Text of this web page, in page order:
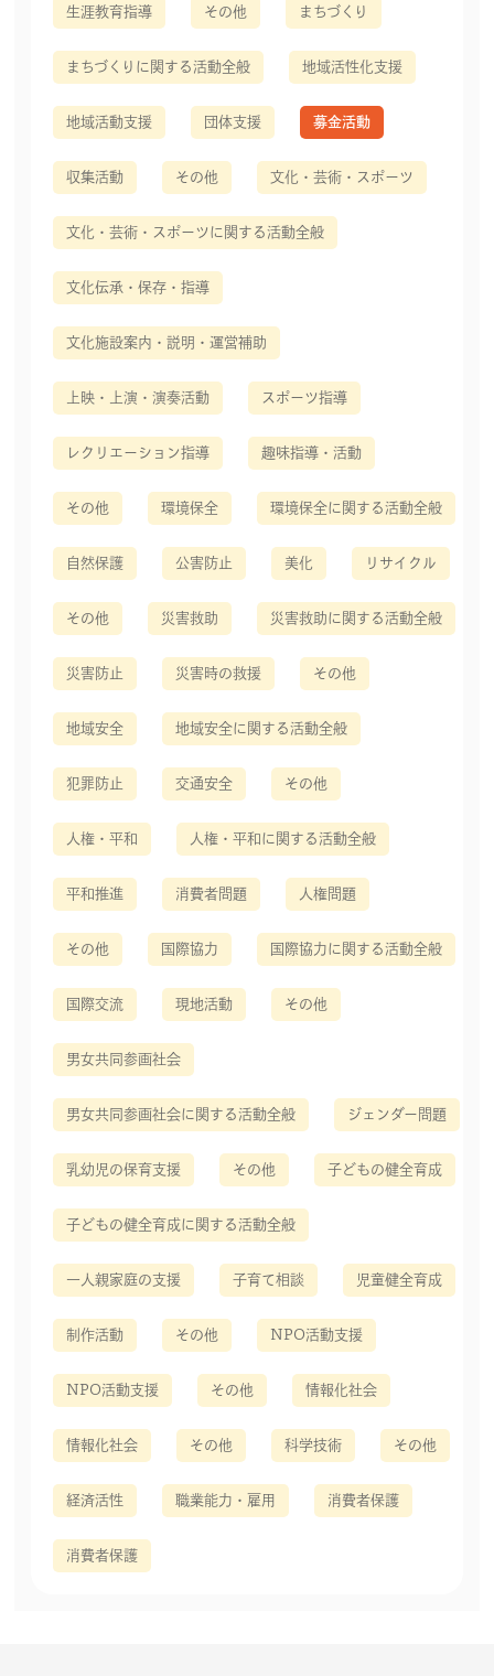
生涯教育指導 その他 まちづくり
まちづくりに関する活動全般 地域活性化支援
地域活動支援 団体支援 募金活動
収集活動 その他 文化・芸術・スポーツ
文化・芸術・スポーツに関する活動全般
文化伝承・保存・指導
文化施設案内・説明・運営補助
上映・上演・演奏活動 スポーツ指導
レクリエーション指導 趣味指導・活動
その他 環境保全 環境保全に関する活動全般
自然保護 公害防止 美化 リサイクル
その他 災害救助 災害救助に関する活動全般
災害防止 災害時の救援 その他
地域安全 地域安全に関する活動全般
犯罪防止 交通安全 その他
人権・平和 人権・平和に関する活動全般
平和推進 消費者問題 人権問題
その他 国際協力 国際協力に関する活動全般
国際交流 現地活動 その他
男女共同参画社会
男女共同参画社会に関する活動全般 ジェンダー問題
乳幼児の保育支援 その他 子どもの健全育成
子どもの健全育成に関する活動全般
一人親家庭の支援 子育て相談 児童健全育成
制作活動 その他 NPO活動支援
NPO活動支援 その他 情報化社会
情報化社会 その他 科学技術 その他
経済活性 職業能力・雇用 消費者保護
消費者保護